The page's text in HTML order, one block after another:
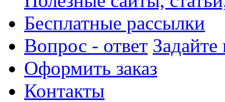
Бесплатные рассылки
Вопрос - ответ
Оформить заказ
Контакты